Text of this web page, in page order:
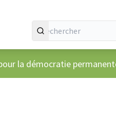
la démocratie